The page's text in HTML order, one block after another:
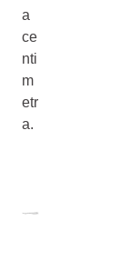
a
ce
nti
m
etr
a.